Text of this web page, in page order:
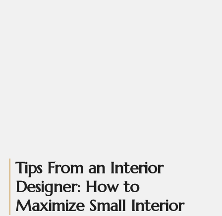
Tips From an Interior
Designer: How to
Maximize Small Interior